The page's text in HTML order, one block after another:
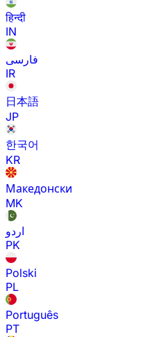
हिन्दी
IN
فارسی
IR
日本語
JP
한국어
KR
Македонски
MK
اردو
PK
Polski
PL
Português
PT